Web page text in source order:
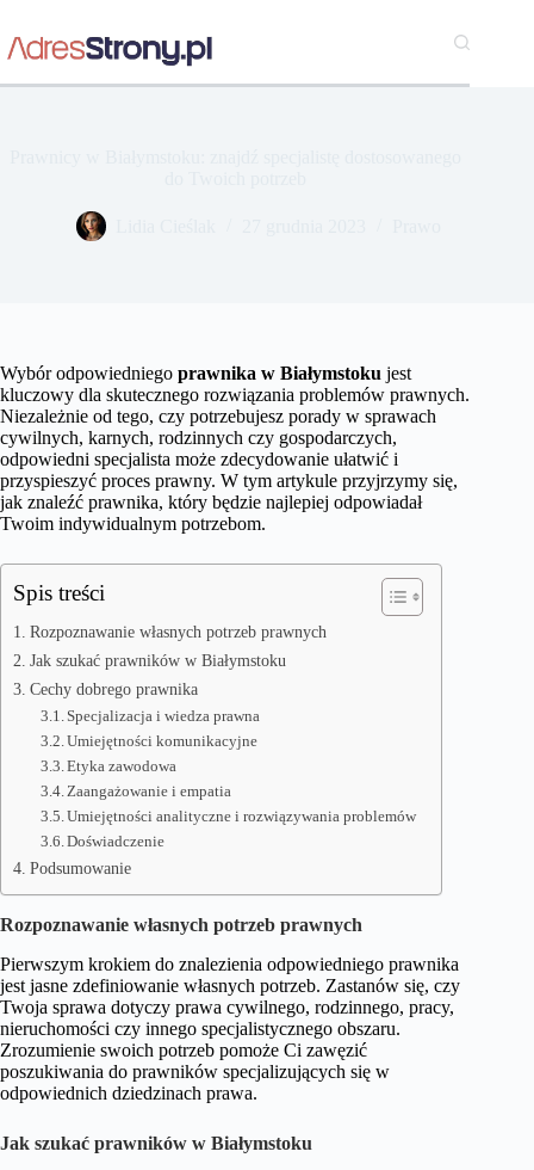
treści
Wybór odpowiedniego prawnika w Białymstoku jest
kluczowy dla skutecznego rozwiązania problemów prawnych.
Niezależnie od tego, czy potrzebujesz porady w sprawach
cywilnych, karnych, rodzinnych czy gospodarczych,
odpowiedni specjalista może zdecydowanie ułatwić i
przyspieszyć proces prawny. W tym artykule przyjrzymy się,
jak znaleźć prawnika, który będzie najlepiej odpowiadał
Twoim indywidualnym potrzebom.
Spis treści
Rozpoznawanie własnych potrzeb prawnych
Jak szukać prawników w Białymstoku
Cechy dobrego prawnika
Specjalizacja i wiedza prawna
Umiejętności komunikacyjne
Etyka zawodowa
Zaangażowanie i empatia
Umiejętności analityczne i rozwiązywania problemów
Doświadczenie
Podsumowanie
Rozpoznawanie własnych potrzeb prawnych
Pierwszym krokiem do znalezienia odpowiedniego prawnika
jest jasne zdefiniowanie własnych potrzeb. Zastanów się, czy
Twoja sprawa dotyczy prawa cywilnego, rodzinnego, pracy,
nieruchomości czy innego specjalistycznego obszaru.
Zrozumienie swoich potrzeb pomoże Ci zawęzić
poszukiwania do prawników specjalizujących się w
odpowiednich dziedzinach prawa.
Jak szukać prawników w Białymstoku